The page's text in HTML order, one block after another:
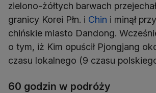
zielono-żółtych barwach
granicy Korei Płn. i Chin i minął
chińskie miasto Dandong.
o tym, iż Kim opuścił Pjongjang
czasu lokalnego (9 czasu
60 godzin w podróży